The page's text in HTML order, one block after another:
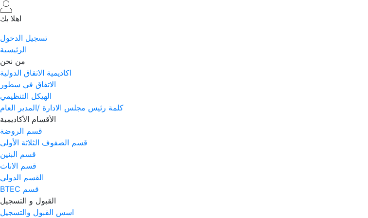
اهلا بك
تسجيل الدخول
الرئيسية
من نحن
اكاديمية الاتفاق الدولية
الاتفاق في سطور
الهيكل التنظيمي
كلمة رئيس مجلس الادارة /المدير العام
الأقسام الأكاديمية
قسم الروضة
قسم الصفوف الثلاثة الأولى
قسم البنين
قسم الاناث
القسم الدولي
قسم BTEC
القبول و التسجيل
اسس القبول والتسجيل